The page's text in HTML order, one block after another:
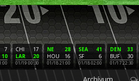
7
10
17
CHI
20
LAR
01/19 00:30
28
NE
16
HOU
01/18 21:00
41
SEA
6
SF
01/18 02:00
33
DEN
30
BUF
01/17 22:30